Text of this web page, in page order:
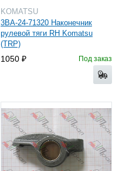
KOMATSU
3BA-24-71320 Наконечник
рулевой тяги RH Komatsu
(TRP)
1050 Под заказ